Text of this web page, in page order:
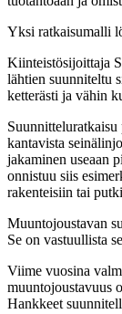
Yksi ratkaisumalli
Kiinteistösijoittaja
lähtien suunniteltu
ketterästi ja vähin
Suunnitteluratkaisu
kantavista
jakaminen useaan
onnistuu siis
rakenteisiin tai
Muuntojoustavan
Se on vastuullista
Viime vuosina
muuntojoustavuus
Hankkeet